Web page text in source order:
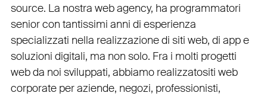
source. La nostra web agency, ha programmatori
senior con tantissimi anni di esperienza
specializzati nella realizzazione di siti web, di app e
soluzioni digitali, ma non solo. Fra i molti progetti
web da noi sviluppati, abbiamo realizzatositi web
corporateperaziende, negozi, professionisti,